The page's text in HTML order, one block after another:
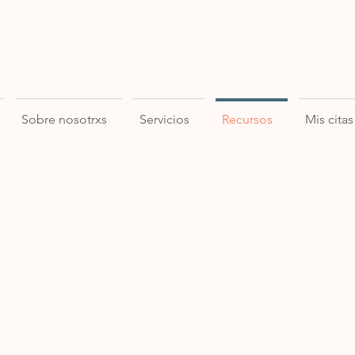
Sobre nosotrxs Servicios Recursos Mis citas